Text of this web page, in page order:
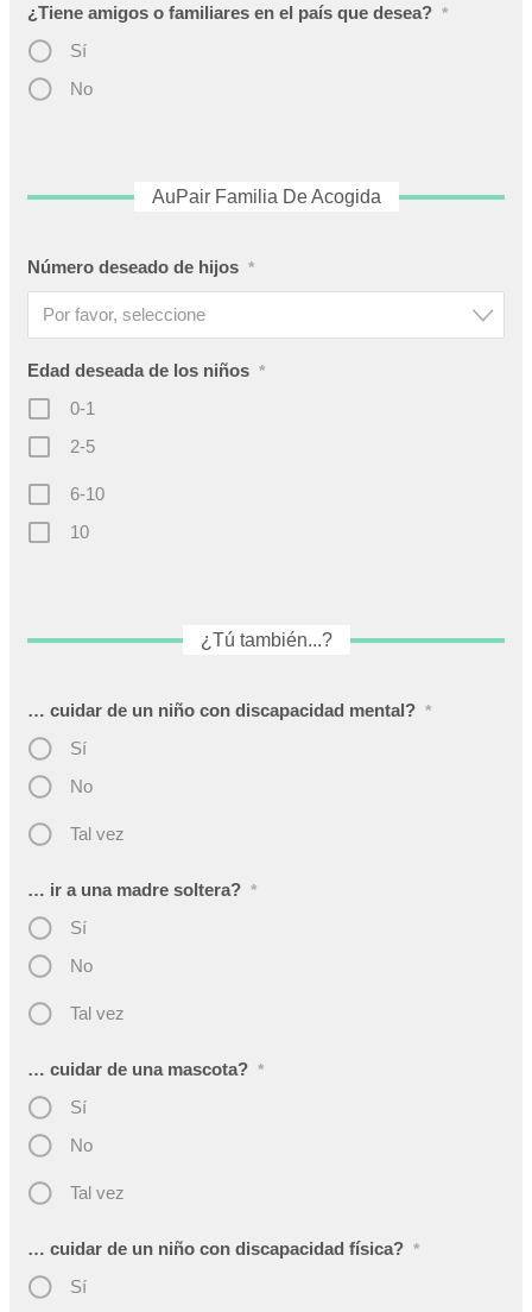
¿Tiene amigos o familiares en el país que desea? *
Sí
No
AuPair Familia De Acogida
Número deseado de hijos *
Por favor, seleccione
Edad deseada de los niños *
0-1
2-5
6-10
10
¿Tú también...?
… cuidar de un niño con discapacidad mental? *
Sí
No
Tal vez
… ir a una madre soltera? *
Sí
No
Tal vez
… cuidar de una mascota? *
Sí
No
Tal vez
… cuidar de un niño con discapacidad física? *
Sí